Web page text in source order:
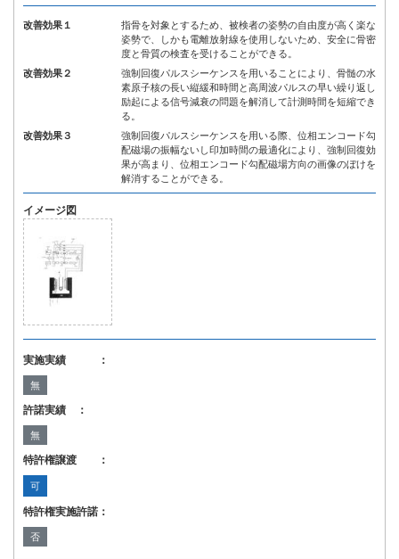
改善効果１
指骨を対象とするため、被検者の姿勢の自由度が高く楽な
姿勢で、しかも電離放射線を使用しないため、安全に骨密
度と骨質の検査を受けることができる。
改善効果２
強制回復パルスシーケンスを用いることにより、骨髄の水
素原子核の長い縦緩和時間と高周波パルスの早い繰り返し
励起による信号減衰の問題を解消して計測時間を短縮でき
る。
改善効果３
強制回復パルスシーケンスを用いる際、位相エンコード勾
配磁場の振幅ないし印加時間の最適化により、強制回復効
果が高まり、位相エンコード勾配磁場方向の画像のぼけを
解消することができる。
イメージ図
実施実績 ：
無
許諾実績 ：
無
特許権譲渡 ：
可
特許権実施許諾：
否